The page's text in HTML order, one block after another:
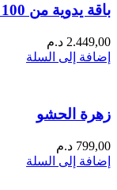
باقة يدوية من 100 وردة حمراء
2.449,00 د.م
إضافة إلى السلة
زهرة الحشو
799,00 د.م
إضافة إلى السلة